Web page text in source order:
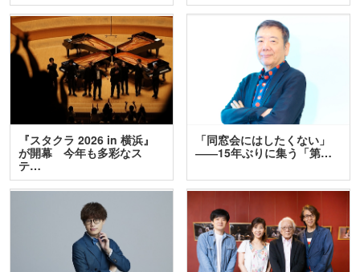
『スタクラ 2026 in 横浜』
が開幕 今年も多彩なス
テ…
「同窓会にはしたくない」
――15年ぶりに集う「第…